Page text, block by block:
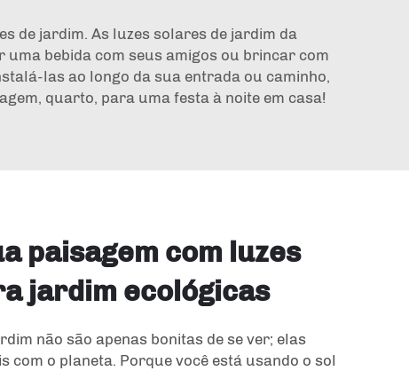
de jardim. As luzes solares de jardim da
uma bebida com seus amigos ou brincar com
las ao longo da sua entrada ou caminho,
quarto, para uma festa à noite em casa!
paisagem com luzes
jardim ecológicas
não são apenas bonitas de se ver; elas
com o planeta. Porque você está usando o sol